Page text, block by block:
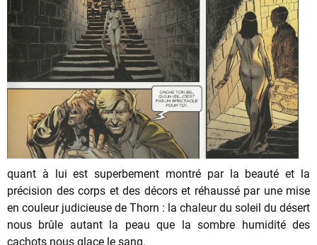
quant à lui est superbement montré par la beauté et la
précision des corps et des décors et réhaussé par une mise
en couleur judicieuse de Thorn : la chaleur du soleil du désert
nous brûle autant la peau que la sombre humidité des
cachots nous glace le sang.